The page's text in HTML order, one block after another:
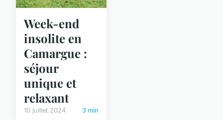
Week-end
insolite en
Camargue :
séjour
unique et
relaxant
10 juillet 2024 3 min